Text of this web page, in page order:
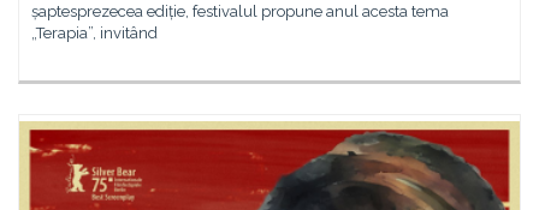
șaptesprezecea ediție, festivalul propune anul acesta tema
„Terapia”, invitând